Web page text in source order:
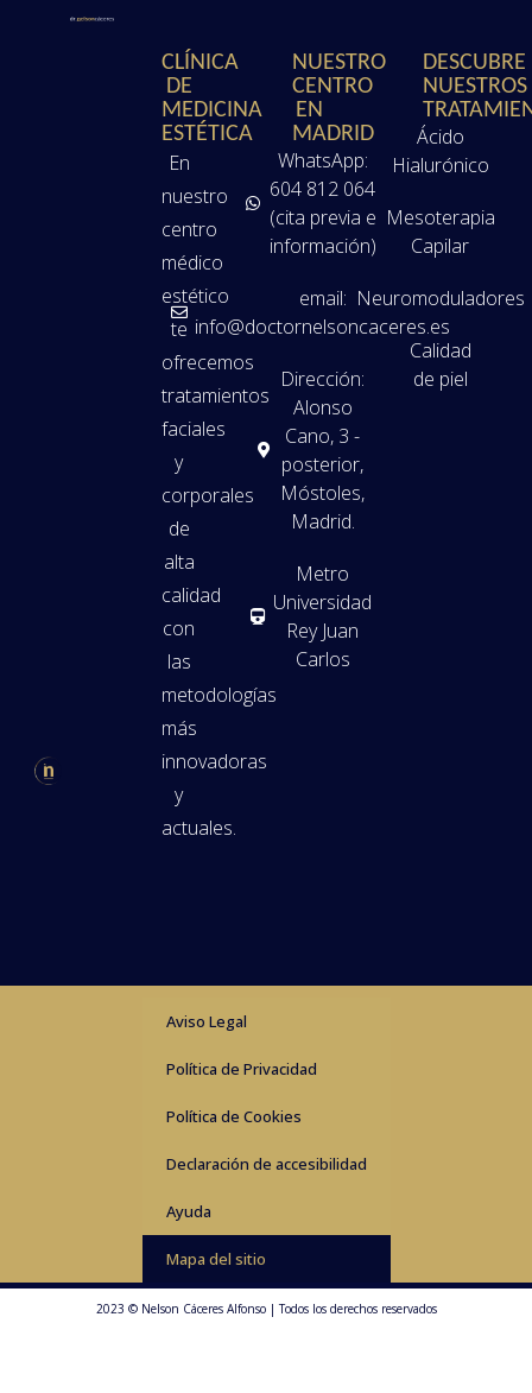
CLÍNICA
DE
MEDICINA
ESTÉTICA
En
nuestro
centro
médico
estético
te
ofrecemos
tratamientos
faciales
y
corporales
de
alta
calidad
con
las
metodologías
más
innovadoras
y
actuales.
NUESTRO
CENTRO
EN
MADRID
WhatsApp:
604 812 064
(cita previa e
información)
email:
info@doctornelsoncaceres.es
Dirección:
Alonso
Cano, 3 -
posterior,
Móstoles,
Madrid.
Metro
Universidad
Rey Juan
Carlos
DESCUBRE
NUESTROS
Ácido
Hialurónico
Mesoterapia
Capilar
Neuromoduladores
Calidad
de piel
Aviso Legal
Política de Privacidad
Política de Cookies
Declaración de accesibilidad
Ayuda
Mapa del sitio
2023 © Nelson Cáceres Alfonso | Todos los derechos reservados